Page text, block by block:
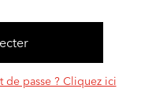
de passe ? Cliquez ici